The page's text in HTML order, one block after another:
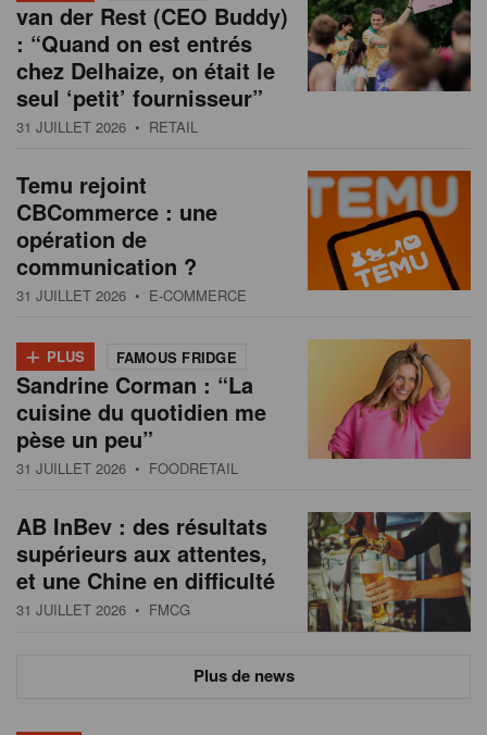
van der Rest (CEO Buddy)
: “Quand on est entrés
chez Delhaize, on était le
seul ‘petit’ fournisseur”
31 JUILLET 2026 • RETAIL
Temu rejoint
CBCommerce : une
opération de
communication ?
31 JUILLET 2026 • E-COMMERCE
+ PLUS FAMOUS FRIDGE
Sandrine Corman : “La
cuisine du quotidien me
pèse un peu”
31 JUILLET 2026 • FOODRETAIL
AB InBev : des résultats
supérieurs aux attentes,
et une Chine en difficulté
31 JUILLET 2026 • FMCG
Plus de news